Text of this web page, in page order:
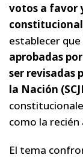
votos a favor
constitucional
establecer que
aprobadas
ser revisadas
la Nación
como la
El tema